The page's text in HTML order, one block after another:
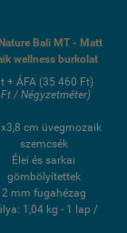
Bali MT - Matt
wellness burkolat
+ ÁFA (35 460 Ft)
/ Négyzetméter)
cm üvegmozaik
szemcsék
Élei és sarkai
gömbölyítettek
2 mm fugahézag
1,04 kg - 1 lap /